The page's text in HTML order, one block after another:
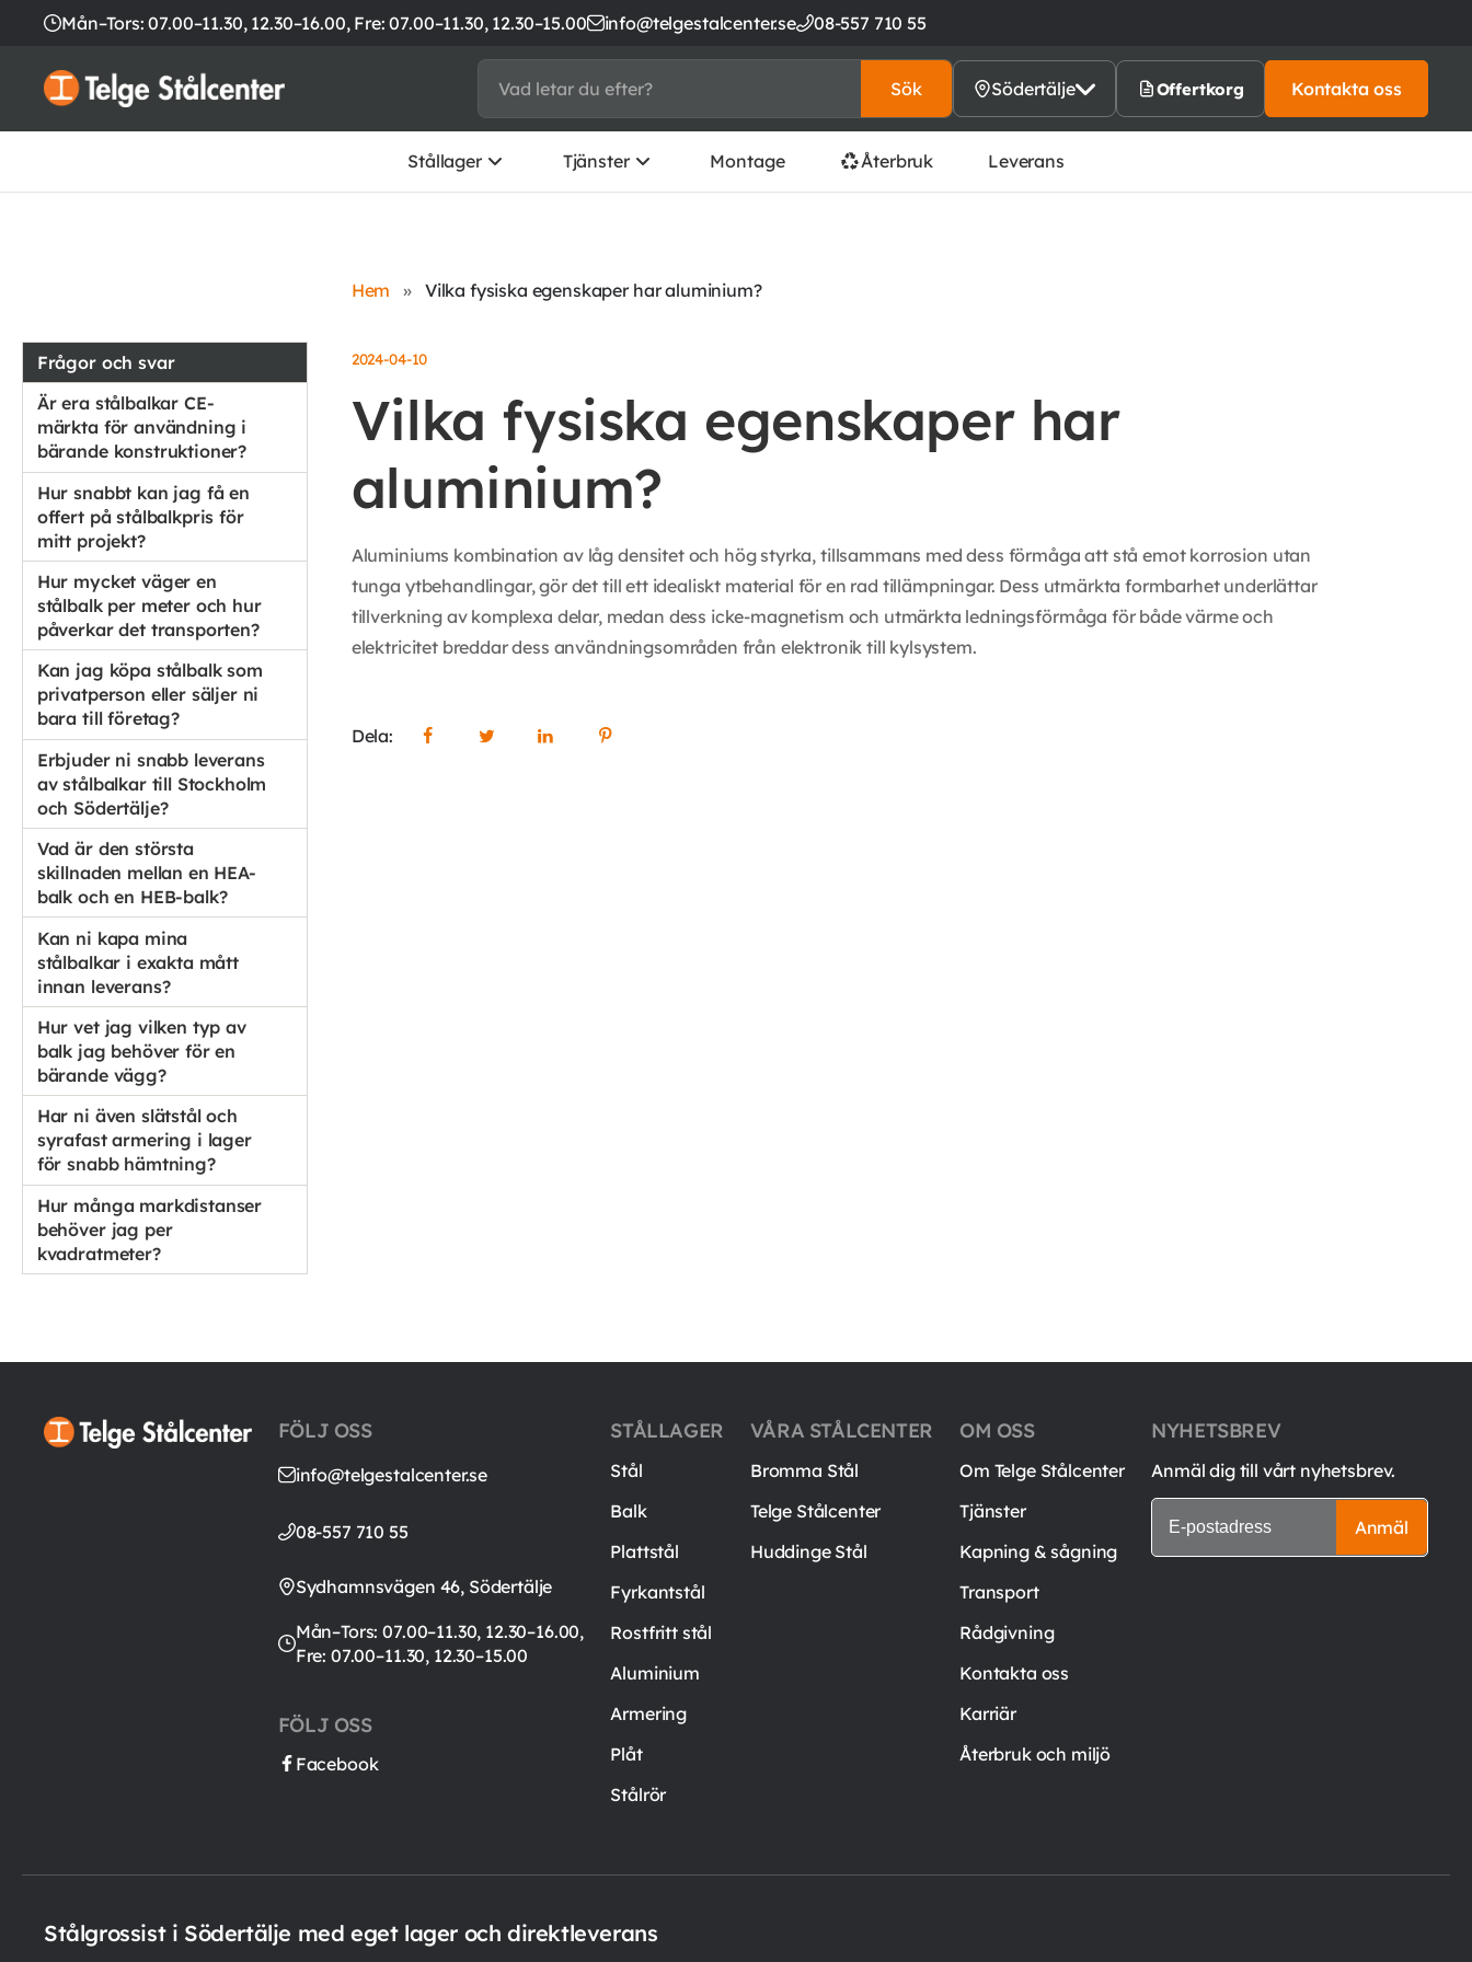
Mån–Tors: 07.00–11.30, 12.30–16.00,Fre: 07.00–11.30, 12.30–15.00 info@telgestalcenter.se 08-557 710 55
Sök Södertälje Offertkorg Kontakta oss
Stållager Tjänster Montage Återbruk Leverans
Frågor och svar
Är era stålbalkar CE-
märkta för användning i
bärande konstruktioner?
Hur snabbt kan jag få en
offert på stålbalkpris för
mitt projekt?
Hur mycket väger en
stålbalk per meter och hur
påverkar det transporten?
Kan jag köpa stålbalk som
privatperson eller säljer ni
bara till företag?
Erbjuder ni snabb leverans
av stålbalkar till Stockholm
och Södertälje?
Vad är den största
skillnaden mellan en HEA-
balk och en HEB-balk?
Kan ni kapa mina
stålbalkar i exakta mått
innan leverans?
Hur vet jag vilken typ av
balk jag behöver för en
bärande vägg?
Har ni även slätstål och
syrafast armering i lager
för snabb hämtning?
Hur många markdistanser
behöver jag per
kvadratmeter?
Hem » Vilka fysiska egenskaper har aluminium?
2024-04-10
Vilka fysiska egenskaper har
aluminium?
Aluminiums kombination av låg densitet och hög styrka, tillsammans med dess förmåga att stå emot korrosion utan
tunga ytbehandlingar, gör det till ett idealiskt material för en rad tillämpningar. Dess utmärkta formbarhet underlättar
tillverkning av komplexa delar, medan dess icke-magnetism och utmärkta ledningsförmåga för både värme och
elektricitet breddar dess användningsområden från elektronik till kylsystem.
Dela:
FÖLJ OSS
info@telgestalcenter.se
08-557 710 55
Sydhamnsvägen 46, Södertälje
Mån–Tors: 07.00–11.30, 12.30–16.00,
Fre: 07.00–11.30, 12.30–15.00
FÖLJ OSS
Facebook
STÅLLAGER
Stål
Balk
Plattstål
Fyrkantstål
Rostfritt stål
Aluminium
Armering
Plåt
Stålrör
VÅRA STÅLCENTER
Bromma Stål
Telge Stålcenter
Huddinge Stål
OM OSS
Om Telge Stålcenter
Tjänster
Kapning & sågning
Transport
Rådgivning
Kontakta oss
Karriär
Återbruk och miljö
NYHETSBREV
Anmäl dig till vårt nyhetsbrev.
Anmäl
Stålgrossist i Södertälje med eget lager och direktleverans